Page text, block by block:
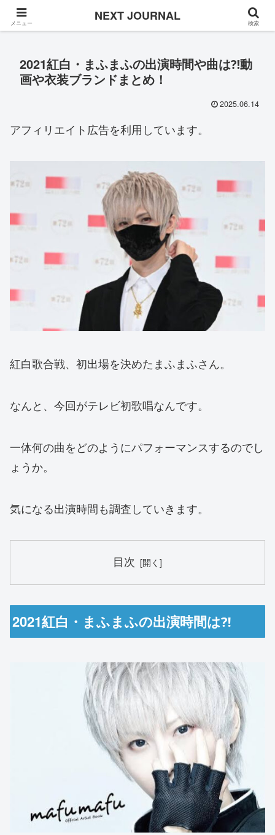
Once in a while
2021紅白・まふまふの出演時間や曲は⁈動
画や衣装ブランドまとめ！
2025.06.14
アフィリエイト広告を利用しています。
紅白歌合戦、初出場を決めたまふまふさん。
なんと、今回がテレビ初歌唱なんです。
一体何の曲をどのようにパフォーマンスするのでし
ょうか。
気になる出演時間も調査していきます。
目次
2021紅白・まふまふの出演時間は⁈
メニュー NEXT JOURNAL 検索